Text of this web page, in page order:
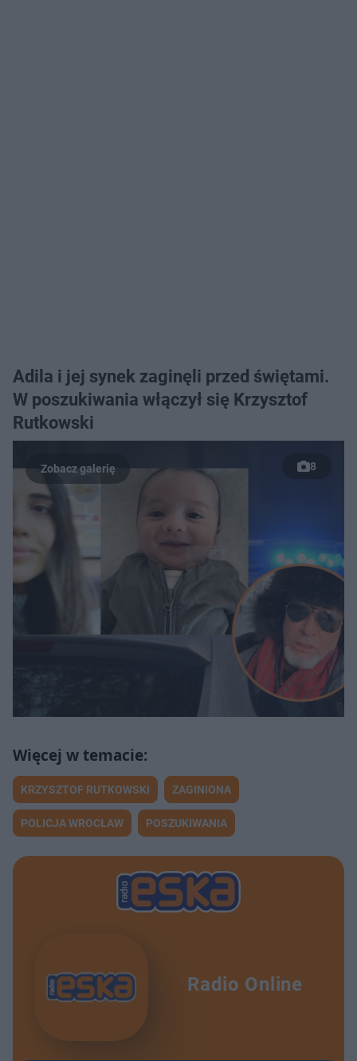
Adila i jej synek zaginęli przed świętami.
W poszukiwania włączył się Krzysztof
Rutkowski
8
KRZYSZTOF RUTKOWSKI ZAGINIONA
POLICJA WROCŁAW POSZUKIWANIA
Radio Online